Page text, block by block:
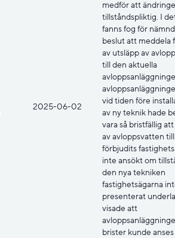
2025-06-02
medför att
tillståndspliktig. I
fanns fog för
beslut att meddela
av utsläpp av
till den aktuella
vid tiden före
av ny teknik hade
vara så bristfällig
av avloppsvatten
förbjudits
inte ansökt om
den nya tekniken
fastighetsägarna
presenterat
visade att
brister kunde anses